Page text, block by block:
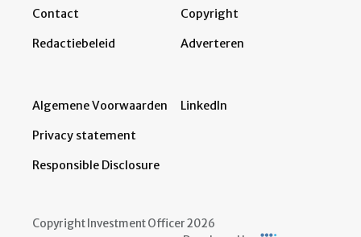
Contact
Redactiebeleid
Copyright
Adverteren
Algemene Voorwaarden
Privacy statement
Responsible Disclosure
LinkedIn
Copyright Investment Officer 2026